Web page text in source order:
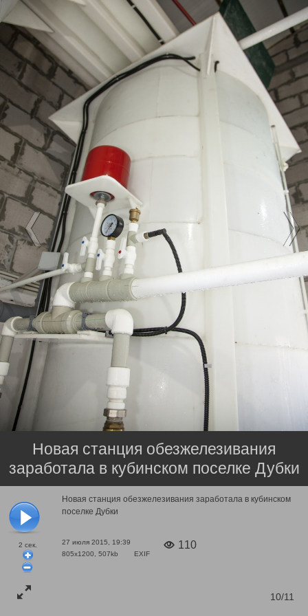
2 сек.
Новая станция обезжелезивания заработала в кубинском
поселке Дубки
27 июля 2015, 19:39
805x1200, 507kb
EXIF
110
10/11
Новая станция обезжелезивания
заработала в кубинском поселке Дубки